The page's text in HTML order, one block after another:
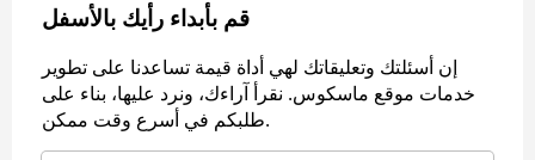
قم بأبداء رأيك بالأسفل
إن أسئلتك وتعليقاتك لهي أداة قيمة تساعدنا على تطوير
خدمات موقع ماسكوس. نقرأ آراءك، ونرد عليها، بناء على
طلبكم في أسرع وقت ممكن.